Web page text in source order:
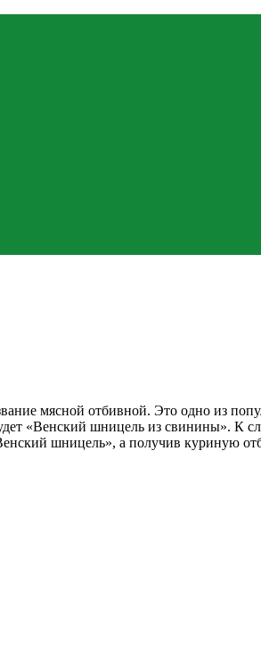
мясной отбивной. Это одно из
шницель из свинины». К
шницель», а получив куриную